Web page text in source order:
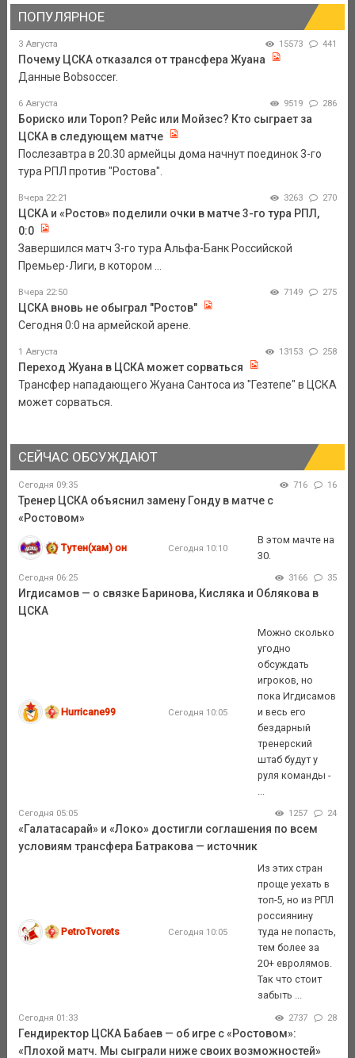
ПОПУЛЯРНОЕ
3 Августа 15573 441
Почему ЦСКА отказался от трансфера Жуана
Данные Bobsoccer.
6 Августа 9519 286
Бориско или Тороп? Рейс или Мойзес? Кто сыграет за
ЦСКА в следующем матче
Послезавтра в 20.30 армейцы дома начнут поединок 3-го
тура РПЛ против "Ростова".
Вчера 22:21 3263 270
ЦСКА и «Ростов» поделили очки в матче 3-го тура РПЛ,
0:0
Завершился матч 3-го тура Альфа-Банк Российской
Премьер-Лиги, в котором ...
Вчера 22:50 7149 275
ЦСКА вновь не обыграл "Ростов"
Сегодня 0:0 на армейской арене.
1 Августа 13153 258
Переход Жуана в ЦСКА может сорваться
Трансфер нападающего Жуана Сантоса из "Гезтепе" в ЦСКА
может сорваться.
СЕЙЧАС ОБСУЖДАЮТ
Сегодня 09:35 716 16
Тренер ЦСКА объяснил замену Гонду в матче с
«Ростовом»
Тутен(хам) он Сегодня 10:10
В этом мачте на
30.
Сегодня 06:25 3166 35
Игдисамов — о связке Баринова, Кисляка и Облякова в
ЦСКА
Hurricane99 Сегодня 10:05
Можно сколько
угодно
обсуждать
игроков, но
пока Игдисамов
и весь его
бездарный
тренерский
штаб будут у
руля команды -
Сегодня 05:05 1257 24
«Галатасарай» и «Локо» достигли соглашения по всем
условиям трансфера Батракова — источник
PetroTvorets Сегодня 10:05
Из этих стран
проще уехать в
топ-5, но из РПЛ
россиянину
туда не попасть,
тем более за
20+ евролямов.
Так что стоит
забыть ...
Сегодня 01:33 2737 28
Гендиректор ЦСКА Бабаев — об игре с «Ростовом»:
«Плохой матч. Мы сыграли ниже своих возможностей»